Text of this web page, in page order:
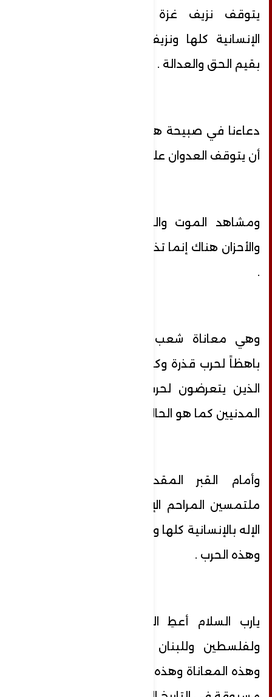
يتوقف نزيف غزة ولبنان وهو نزيف
الإنسانية كلها ونزيف كل إنسان مؤمن
بقيم الحق والعدالة .
دعاءنا في صبيحة هذا اليوم هو من أجل
أن يتوقف العدوان على غزة .
ومشاهد الموت والدمار والدماء والآلام
والأحزان هناك إنما تذكرنا بالحروب العالمية
.
وهي معاناة شعب محاصر يدفع ثمناً
باهظاً لحرب قذرة وكذلك الأحبة في لبنان
الذين يتعرضون لحرب همجية تستهدف
المدنيين كما هو الحال في غزة .
وأمام القبر المقدس نقف خاشعين
ملتمسين المراحم الإلهية لكي يرأف الرب
الإله بالإنسانية كلها وتتوقف هذه المعاناة
وهذه الحرب .
يارب السلام أعطِ السلام لهذا المشرق
ولفلسطين وللبنان وأوقف هذا النزيف
وهذه المعاناة وهذه الكارثة الإنسانية الغير